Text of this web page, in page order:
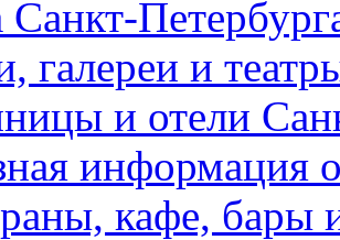
Санкт-
галереи и
и отели
информация
кафе, бары